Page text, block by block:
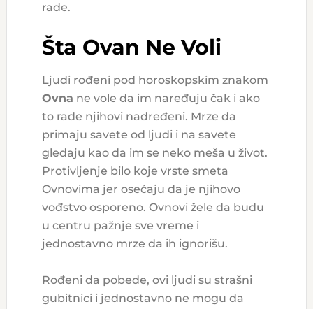
rade.
Šta Ovan Ne Voli
Ljudi rođeni pod horoskopskim znakom
Ovna ne vole da im naređuju čak i ako
to rade njihovi nadređeni. Mrze da
primaju savete od ljudi i na savete
gledaju kao da im se neko meša u život.
Protivljenje bilo koje vrste smeta
Ovnovima jer osećaju da je njihovo
vođstvo osporeno. Ovnovi žele da budu
u centru pažnje sve vreme i
jednostavno mrze da ih ignorišu.
Rođeni da pobede, ovi ljudi su strašni
gubitnici i jednostavno ne mogu da